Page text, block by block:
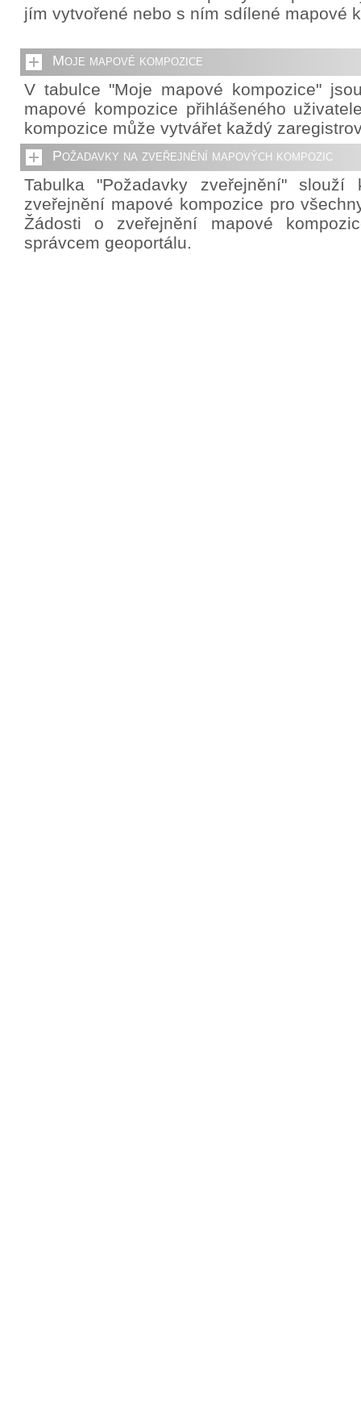
jím vytvořené nebo s ním sdílené mapové
Moje mapové kompozice
V tabulce "Moje mapové kompozice"
mapové kompozice přihlášeného
kompozice může vytvářet každý
Požadavky na zveřejnění mapových kompozic
Tabulka "Požadavky zveřejnění"
zveřejnění mapové kompozice pro
Žádosti o zveřejnění mapové
správcem geoportálu.